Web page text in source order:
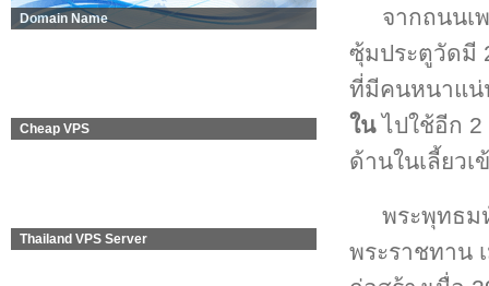
Domain Name
Cheap VPS
Thailand VPS Server
จากถนนเ
ซุ้มประตูวัดมี
ที่มีคนหนาแน่
ในไปใช้อีก 2
ด้านในเลี้ยว
พระพุทธม
พระราชทาน